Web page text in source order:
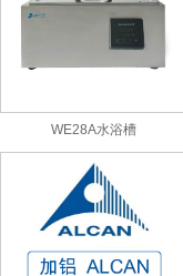
WE28A水浴槽